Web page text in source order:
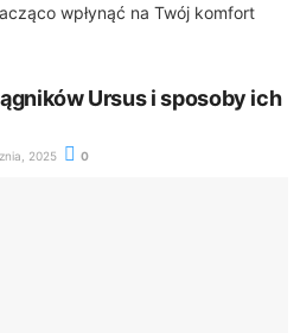
wpłynąć na Twój komfort
Ursus i sposoby ich
2025 0